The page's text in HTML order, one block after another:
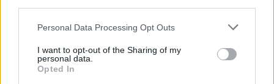
Personal Data Processing Opt Outs
I want to opt-out of the Sharing of my
personal data.
Opted In